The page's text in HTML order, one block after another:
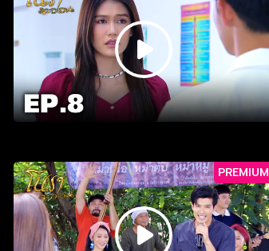
PREMIUM